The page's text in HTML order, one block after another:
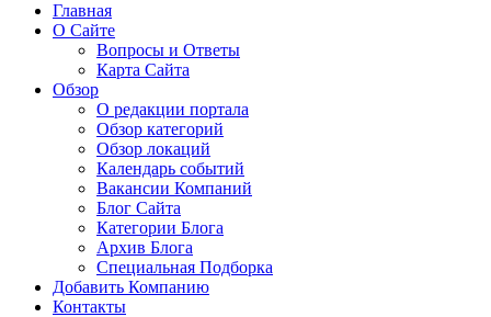
Главная
О Сайте
Вопросы и Ответы
Карта Сайта
Обзор
О редакции портала
Обзор категорий
Обзор локаций
Календарь событий
Вакансии Компаний
Блог Сайта
Категории Блога
Архив Блога
Специальная Подборка
Добавить Компанию
Контакты